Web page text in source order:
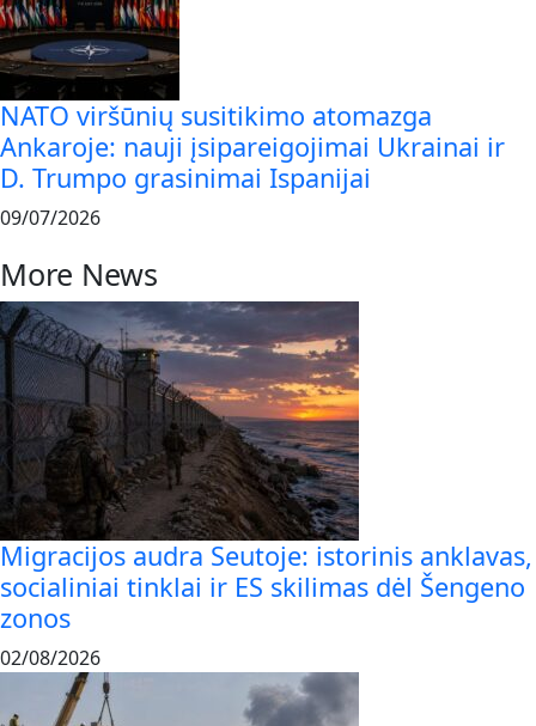
NATO viršūnių susitikimo atomazga
Ankaroje: nauji įsipareigojimai Ukrainai ir
D. Trumpo grasinimai Ispanijai
09/07/2026
More News
Migracijos audra Seutoje: istorinis anklavas,
socialiniai tinklai ir ES skilimas dėl Šengeno
zonos
02/08/2026